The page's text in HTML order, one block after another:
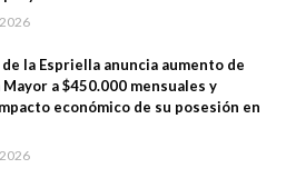
la Espriella anuncia aumento de
a $450.000 mensuales y
económico de su posesión en